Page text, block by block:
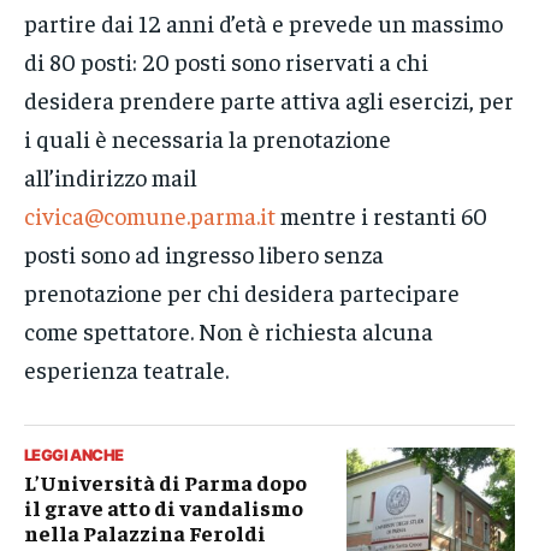
partire dai 12 anni d’età e prevede un massimo
di 80 posti: 20 posti sono riservati a chi
desidera prendere parte attiva agli esercizi, per
i quali è necessaria la prenotazione
all’indirizzo mail
civica@comune.parma.itmentre i restanti 60
posti sono ad ingresso libero senza
prenotazione per chi desidera partecipare
come spettatore. Non è richiesta alcuna
esperienza teatrale.
LEGGI ANCHE
L’Università di Parma dopo
il grave atto di vandalismo
nella Palazzina Feroldi